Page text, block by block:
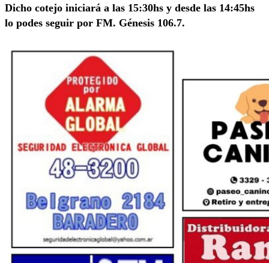
Dicho cotejo iniciará a las 15:30hs y desde las 14:45hs
lo podes seguir por FM. Génesis 106.7.